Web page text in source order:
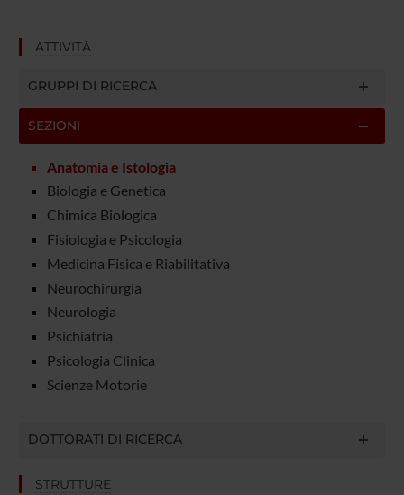
ATTIVITÀ
GRUPPI DI RICERCA
SEZIONI
Anatomia e Istologia
Biologia e Genetica
Chimica Biologica
Fisiologia e Psicologia
Medicina Fisica e Riabilitativa
Neurochirurgia
Neurologia
Psichiatria
Psicologia Clinica
Scienze Motorie
DOTTORATI DI RICERCA
STRUTTURE